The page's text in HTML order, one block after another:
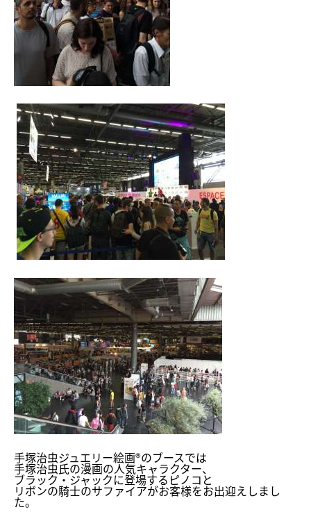
手塚治虫ジュエリー絵画®のブースでは
手塚治虫氏の漫画の人気キャラクター、
ブラック・ジャックに登場するピノコと
リボンの騎士のサファイアがお客様をお出迎えしまし
た。